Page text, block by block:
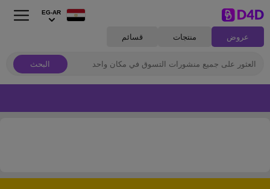
عروض منتجات قسائم
البحث
EG-AR